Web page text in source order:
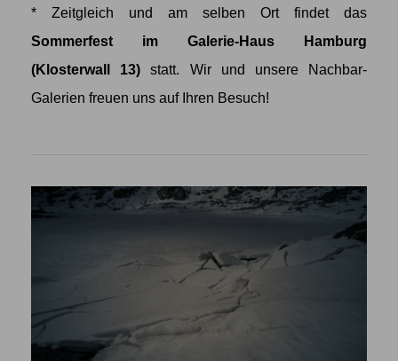
* Zeitgleich und am selben Ort findet das
Sommerfest im Galerie-Haus Hamburg
(Klosterwall 13) statt. Wir und unsere Nachbar-
Galerien freuen uns auf Ihren Besuch!